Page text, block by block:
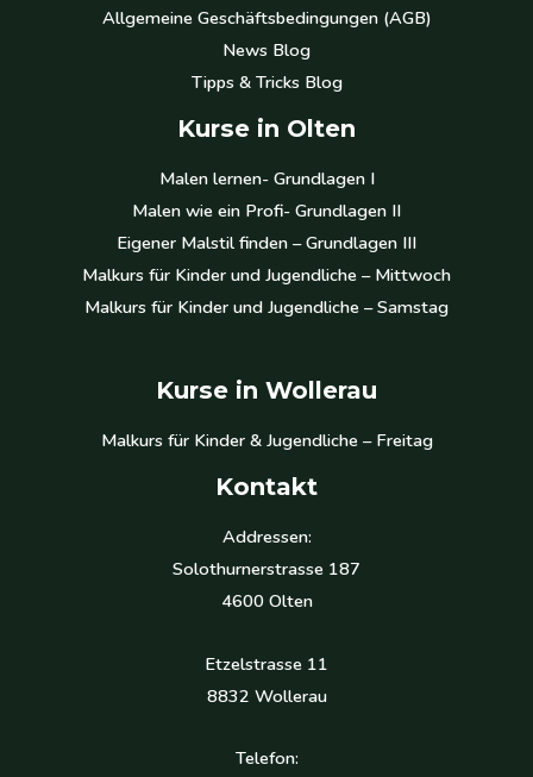
Allgemeine Geschäftsbedingungen (AGB)
News Blog
Tipps & Tricks Blog
Kurse in Olten
Malen lernen- Grundlagen I
Malen wie ein Profi- Grundlagen II
Eigener Malstil finden – Grundlagen III
Malkurs für Kinder und Jugendliche – Mittwoch
Malkurs für Kinder und Jugendliche – Samstag
Kurse in Wollerau
Malkurs für Kinder & Jugendliche – Freitag
Kontakt
Addressen:
Solothurnerstrasse 187
4600 Olten
Etzelstrasse 11
8832 Wollerau
Telefon: